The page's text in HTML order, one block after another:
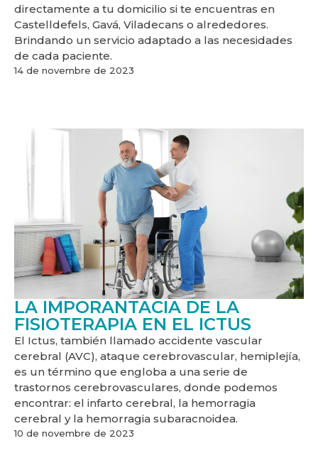
directamente a tu domicilio si te encuentras en
Castelldefels, Gavá, Viladecans o alrededores.
Brindando un servicio adaptado a las necesidades
de cada paciente.
14 de novembre de 2023
LA IMPORANTACIA DE LA
FISIOTERAPIA EN EL ICTUS
El Ictus, también llamado accidente vascular
cerebral (AVC), ataque cerebrovascular, hemiplejía,
es un término que engloba a una serie de
trastornos cerebrovasculares, donde podemos
encontrar: el infarto cerebral, la hemorragia
cerebral y la hemorragia subaracnoidea.
10 de novembre de 2023